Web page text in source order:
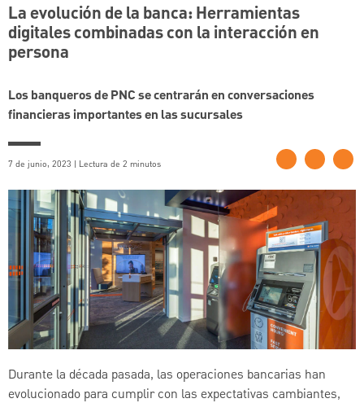
La evolución de la banca: Herramientas
digitales combinadas con la interacción en
persona
Los banqueros de PNC se centrarán en conversaciones
financieras importantes en las sucursales
7 de junio, 2023 | Lectura de 2 minutos
Durante la década pasada, las operaciones bancarias han
evolucionado para cumplir con las expectativas cambiantes,